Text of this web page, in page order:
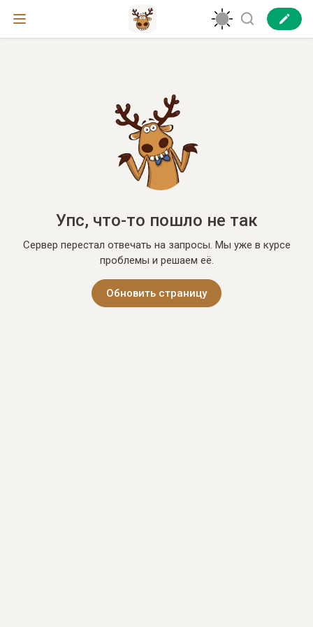
Упс, что-то пошло не так
Сервер перестал отвечать на запросы. Мы уже в курсе
проблемы и решаем её.
Обновить страницу